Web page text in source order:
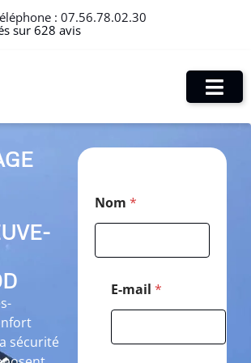
: 07.56.78.02.30
sur 628 avis
sécurité
Nom *
E-mail *